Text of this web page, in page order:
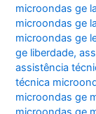
microondas ge
microondas ge
microondas ge
ge liberdade,
assistência
técnica
microondas ge